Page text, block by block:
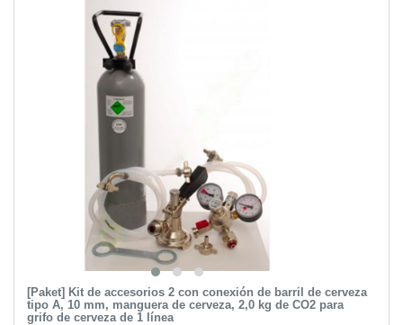
[Paket] Kit de accesorios 2 con conexión de barril de cerveza
tipo A, 10 mm, manguera de cerveza, 2,0 kg de CO2 para
grifo de cerveza de 1 línea